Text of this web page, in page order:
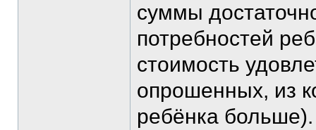
суммы
потребностей
стоимость
опрошенных, из
ребёнка